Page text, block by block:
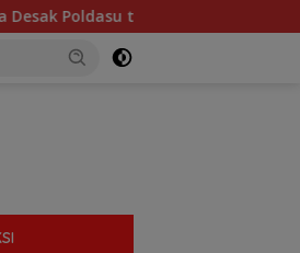
oknum pengusaha.